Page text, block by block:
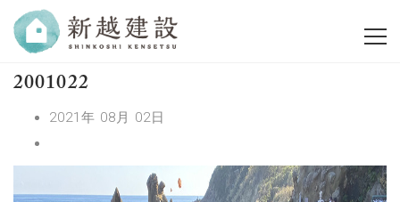
2001022
2021年 08月 02日